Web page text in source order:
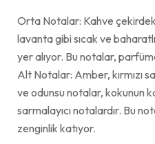
Orta Notalar: Kahve
lavanta gibi sıcak ve
yer alıyor. Bu notalar,
Alt Notalar: Amber, kırmızı
ve odunsu notalar, kokunun
sarmalayıcı notalardır. Bu
zenginlik katıyor.